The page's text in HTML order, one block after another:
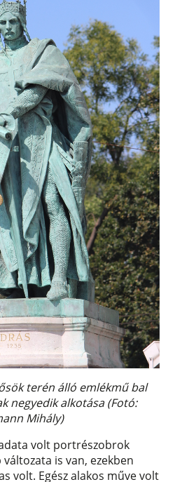
terén álló emlékmű bal
negyedik alkotása (Fotó:
Mihály)
volt portrészobrok
is van, ezekben
volt. Egész alakos műve volt